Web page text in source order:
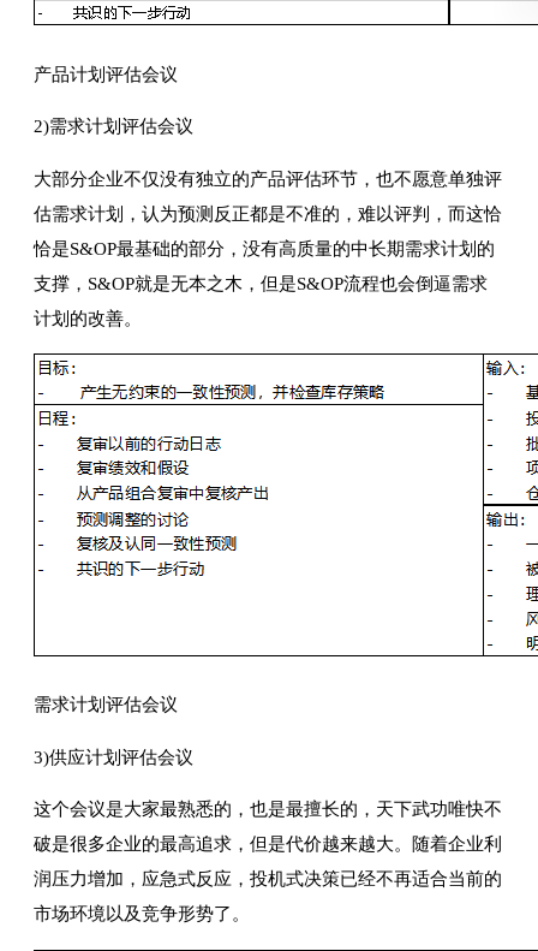
产品计划评估会议
2)需求计划评估会议
大部分企业不仅没有独立的产品评估环节，也不愿意单独评
估需求计划，认为预测反正都是不准的，难以评判，而这恰
恰是S&OP最基础的部分，没有高质量的中长期需求计划的
支撑，S&OP就是无本之木，但是S&OP流程也会倒逼需求
计划的改善。
需求计划评估会议
3)供应计划评估会议
这个会议是大家最熟悉的，也是最擅长的，天下武功唯快不
破是很多企业的最高追求，但是代价越来越大。随着企业利
润压力增加，应急式反应，投机式决策已经不再适合当前的
市场环境以及竞争形势了。